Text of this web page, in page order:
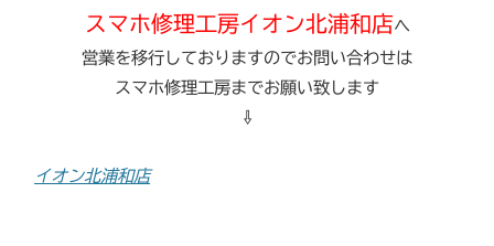
スマホ修理工房イオン北浦和店へ
営業を移行しておりますのでお問い合わせは
スマホ修理工房までお願い致します
⇩
イオン北浦和店